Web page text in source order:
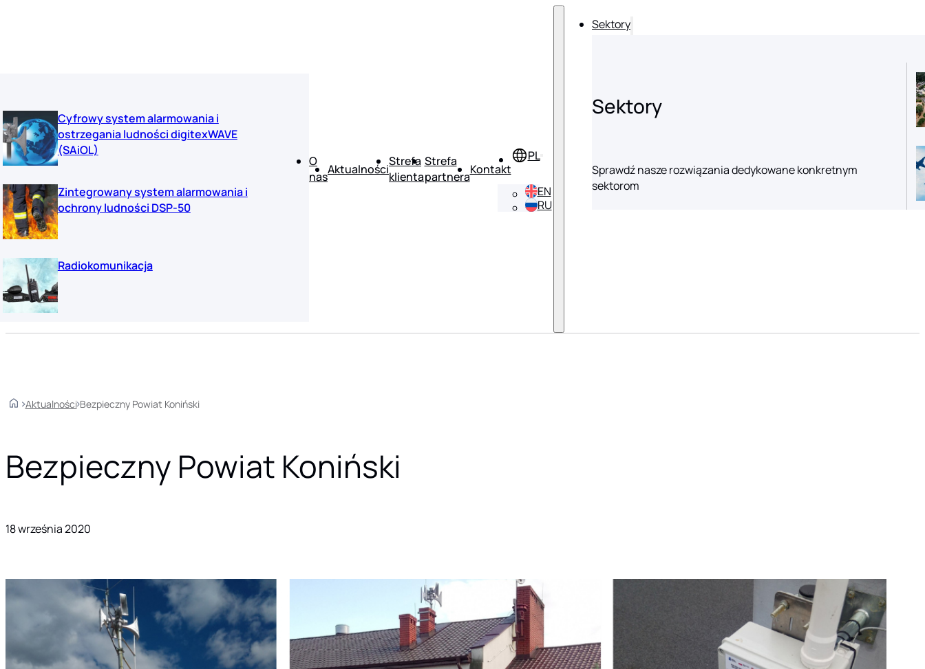
Cyfrowy system alarmowania i
ostrzegania ludności digitexWAVE
(SAiOL)
Zintegrowany system alarmowania i
ochrony ludności DSP-50
Radiokomunikacja
O
nas
Aktualności
Strefa
klienta
Strefa
partnera
Kontakt
Sektory
Sektory
Sprawdź nasze rozwiązania dedykowane konkretnym
sektorom
Home
Aktualności Bezpieczny Powiat Koniński
Bezpieczny Powiat Koniński
18 września 2020